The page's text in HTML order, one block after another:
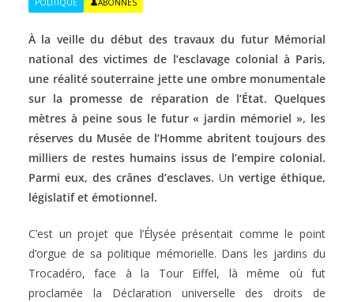
POLITIQUE 👤ABONNÉS
À la veille du début des travaux du futur Mémorial
national des victimes de l’esclavage colonial à Paris,
une réalité souterraine jette une ombre monumentale
sur la promesse de réparation de l’État. Quelques
mètres à peine sous le futur « jardin mémoriel », les
réserves du Musée de l’Homme abritent toujours des
milliers de restes humains issus de l’empire colonial.
Parmi eux, des crânes d’esclaves. Un vertige éthique,
législatif et émotionnel.
C’est un projet que l’Élysée présentait comme le point
d’orgue de sa politique mémorielle. Dans les jardins du
Trocadéro, face à la Tour Eiffel, là même où fut
proclamée la Déclaration universelle des droits de